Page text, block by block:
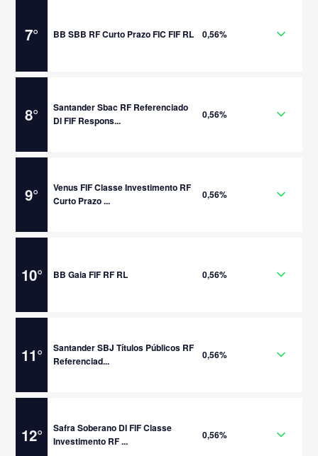
7° BB SBB RF Curto Prazo FIC FIF RL 0,56%
8°
Santander Sbac RF Referenciado
DI FIF Respons...
0,56%
9°
Venus FIF Classe Investimento RF
Curto Prazo ...
0,56%
10° BB Gaia FIF RF RL 0,56%
11°
Santander SBJ Títulos Públicos RF
Referenciad...
0,56%
12°
Safra Soberano DI FIF Classe
Investimento RF ...
0,56%